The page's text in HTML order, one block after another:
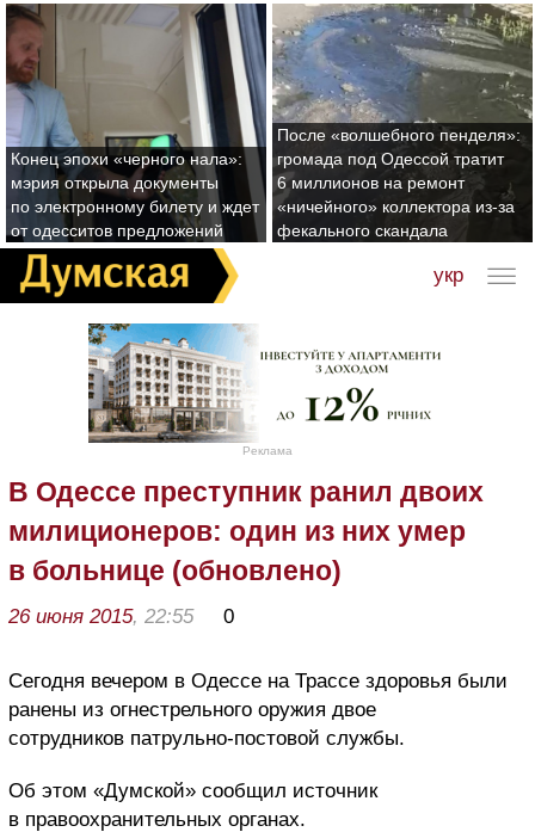
Конец эпохи «черного нала»:
мэрия открыла документы
по электронному билету и ждет
от одесситов предложений
После «волшебного пенделя»:
громада под Одессой тратит
6 миллионов на ремонт
«ничейного» коллектора из-за
фекального скандала
укр
Реклама
В Одессе преступник ранил двоих
милиционеров: один из них умер
в больнице (обновлено)
26 июня 2015, 22:55 0
Сегодня вечером в Одессе на Трассе здоровья были
ранены из огнестрельного оружия двое
сотрудников патрульно-постовой службы.
Об этом «Думской» сообщил источник
в правоохранительных органах.